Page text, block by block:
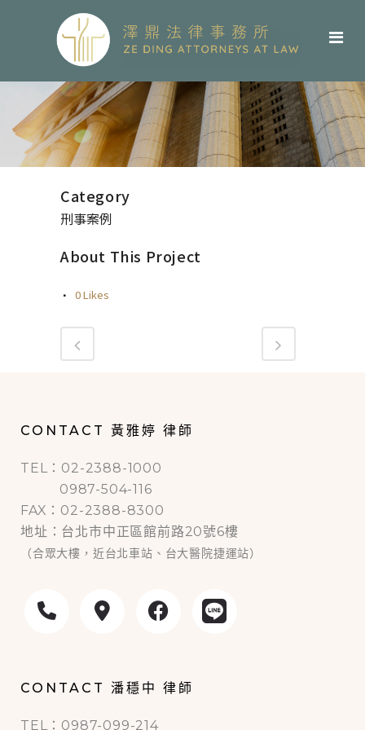
Category
刑事案例
About This Project
0Likes
CONTACT 黃雅婷 律師
TEL：02-2388-1000
0987-504-116
FAX：02-2388-8300
地址：台北市中正區館前路20號6樓
（合眾大樓，近台北車站、台大醫院捷運站）
CONTACT 潘穩中 律師
TEL：0987-099-214